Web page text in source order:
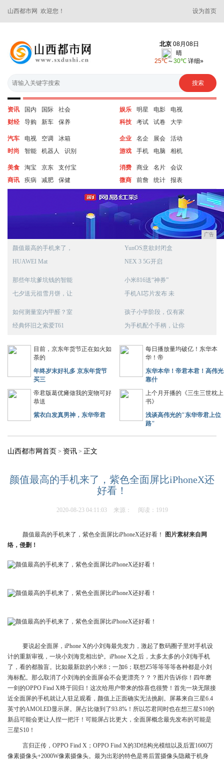
山西都市网 欢迎您！ 设为首页
资讯 国内 国际
社会
财经
导购 新车 保养
娱乐 明星 电影
电视
科技
考试 试卷 大学
汽车 电视 空调
冰箱
时尚
智能 机器人 识别
企业 名企 展会
活动
游戏
手机 电脑 相机
美食 淘宝 京东
支付宝
商讯
疾病 减肥 保健
消费 商业 名片
会议
微商
前詹 统计 报表
广告
颜值最高的手机来了，
HUAWEI Mat
YunOS意欲封闭盒
NEX 3 5G开启
那些年坑爹坑钱的智能
七夕送元祖雪月饼，让
小米816送“神券”
手机AI芯片发布 未
如何测量室内甲醛？室
经典怀旧之索爱T61
孩子小学阶段，仅有家
为手机配个手柄，让你
目前，京东年货节正在如火如
荼的
年终岁末好礼多 京东年货节
买三
每日播放量均破亿！东华本
华！帝
东华本华！帝君本君！高伟光
靠什
帝君版葛优瘫做我的宠物可好
恭送
紫衣白发真男神，东华帝君
上个月开播的《三生三世枕上
书》
浅谈高伟光的"东华帝君上位
路"
山西都市网首页 > 资讯 > 正文
颜值最高的手机来了，紫色全面屏比iPhoneX还
好看！
2020-08-23 04:11:03 来源： 阅读：1919
颜值最高的手机来了，紫色全面屏比iPhoneX还好看！
图片素材来自网
络，侵删！
要说起全面屏，iPhone X的小刘海最先发力，激起了数码圈子里对手机设
计的重新审视，一块小刘海竞相出炉。iPhone X之后，太多太多的小刘海手机
了，看的都脸盲。比如最新款的小米8；一加6；联想Z5等等等等各种都是小刘
海标配。那么取消了小刘海的全面屏会不会更漂亮？？？图片告诉你！四年磨
一剑的OPPO Find X终于回归！这次给用户带来的惊喜也很赞！首先一块无限接
近全面屏的手机就让人驻足观看，颜值上正面确实无法挑剔。屏幕来自三星6.4
英寸的AMOLED显示屏。屏占比做到了93.8%！所以芯君同时也在想三星S10的
新品可能会更让人捏一把汗！可能屏占比更大，全面屏概念最先发布的可能是
三星S10！
言归正传，OPPO Find X；OPPO Find X的3D结构光模组以及后置1600万
像素摄像头+2000W像素摄像头。最为出彩的特色是将后置摄像头隐藏于机身